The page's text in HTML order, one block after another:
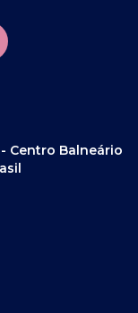
- Centro Balneário